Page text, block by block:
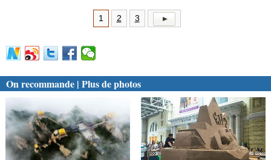
1 2 3
On recommande | Plus de photos